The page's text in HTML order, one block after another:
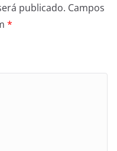
publicado. Campos
*